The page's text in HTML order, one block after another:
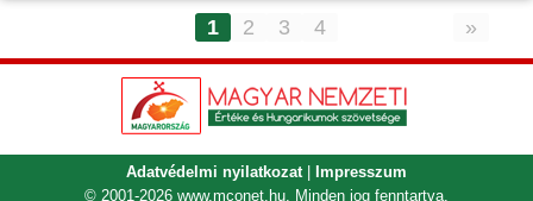
1 2 3 4 »
Adatvédelmi nyilatkozat|
Impresszum
© 2001-2026 www.mconet.hu. Minden jog fenntartva.